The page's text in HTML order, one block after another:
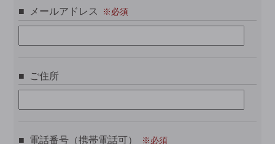
メールアドレス
ご住所
電話番号（携帯電話可）